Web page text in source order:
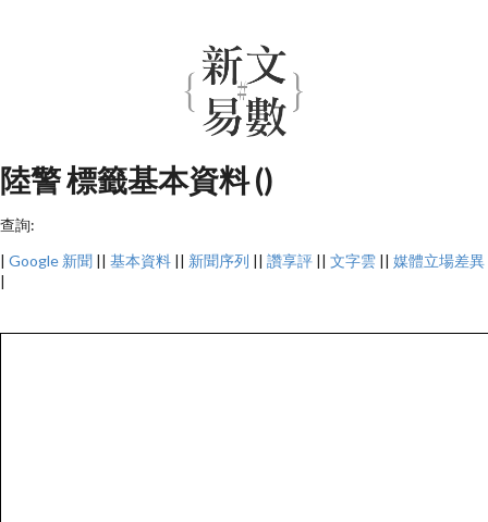
陸警 標籤基本資料 ()
查詢:
| Google 新聞 || 基本資料 || 新聞序列 || 讚享評 || 文字雲 || 媒體立場差異
|